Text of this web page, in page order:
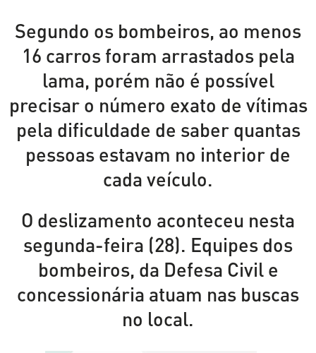
Segundo os bombeiros, ao menos
16 carros foram arrastados pela
lama, porém não é possível
precisar o número exato de vítimas
pela dificuldade de saber quantas
pessoas estavam no interior de
cada veículo.
O deslizamento aconteceu nesta
segunda-feira (28). Equipes dos
bombeiros, da Defesa Civil e
concessionária atuam nas buscas
no local.